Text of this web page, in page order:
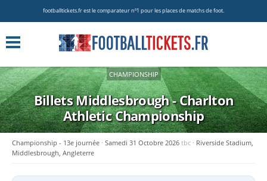
footballtickets.fr est le comparateur nº1 pour les places de matchs de foot.
CHAMPIONSHIP
Billets Middlesbrough - Charlton
AthleticChampionship
Championship - 13e journée Samedi 31 Octobre 2026 tbc
Riverside Stadium,
Middlesbrough, Angleterre